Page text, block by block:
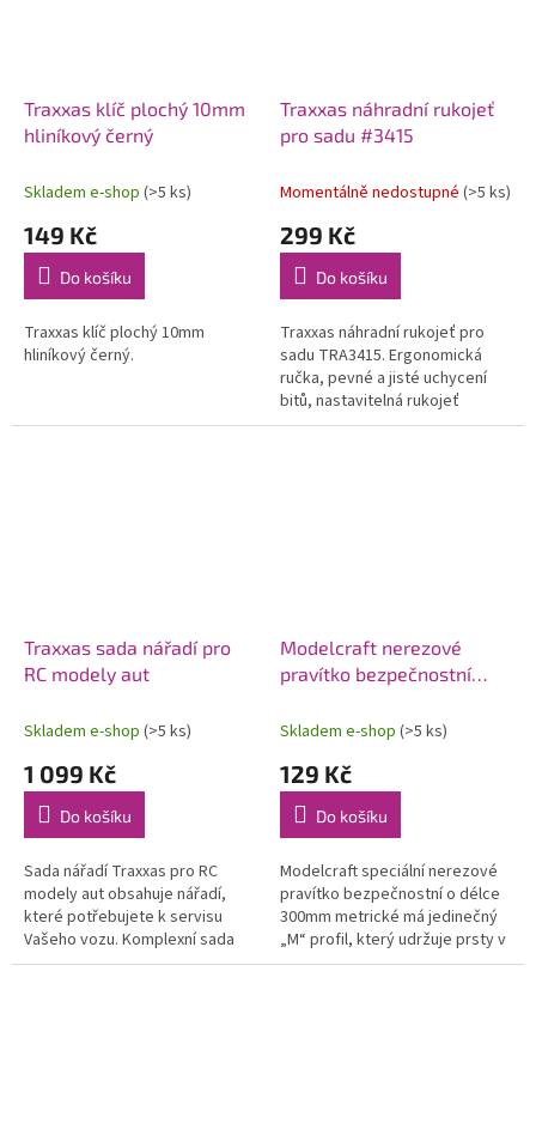
Traxxas klíč plochý 10mm
hliníkový černý
Skladem e-shop (>5 ks)
149 Kč
Do košíku
Traxxas klíč plochý 10mm
hliníkový černý.
Traxxas náhradní rukojeť
pro sadu #3415
Momentálně nedostupné (>5 ks)
299 Kč
Do košíku
Traxxas náhradní rukojeť pro
sadu TRA3415. Ergonomická
ručka, pevné a jisté uchycení
bitů, nastavitelná rukojeť
(ráčna).
Traxxas sada nářadí pro
RC modely aut
Skladem e-shop (>5 ks)
1 099 Kč
Do košíku
Sada nářadí Traxxas pro RC
modely aut obsahuje nářadí,
které potřebujete k servisu
Vašeho vozu. Komplexní sada
nástrojů v praktickém pouzdru.
Modelcraft nerezové
pravítko bezpečnostní
Skladem e-shop (>5 ks)
129 Kč
Do košíku
Modelcraft speciální nerezové
pravítko bezpečnostní o délce
300mm metrické má jedinečný
„M“ profil, který udržuje prsty v
dostatečné vzdálenosti od